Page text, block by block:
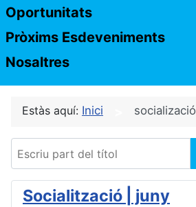
Oportunitats
Pròxims Esdeveniments
Nosaltres
Estàs aquí: Inici socializació
Escriu part del títol
Socialització | juny